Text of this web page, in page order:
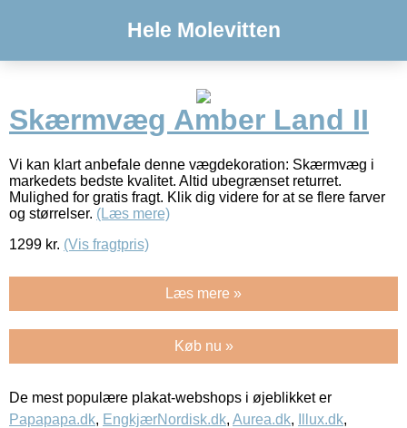
Hele Molevitten
Skærmvæg Amber Land II
Vi kan klart anbefale denne vægdekoration: Skærmvæg i
markedets bedste kvalitet. Altid ubegrænset returret.
Mulighed for gratis fragt. Klik dig videre for at se flere farver
og størrelser. (Læs mere)
1299 kr. (Vis fragtpris)
Læs mere »
Køb nu »
De mest populære plakat-webshops i øjeblikket er
Papapapa.dk, EngkjærNordisk.dk, Aurea.dk, Illux.dk,